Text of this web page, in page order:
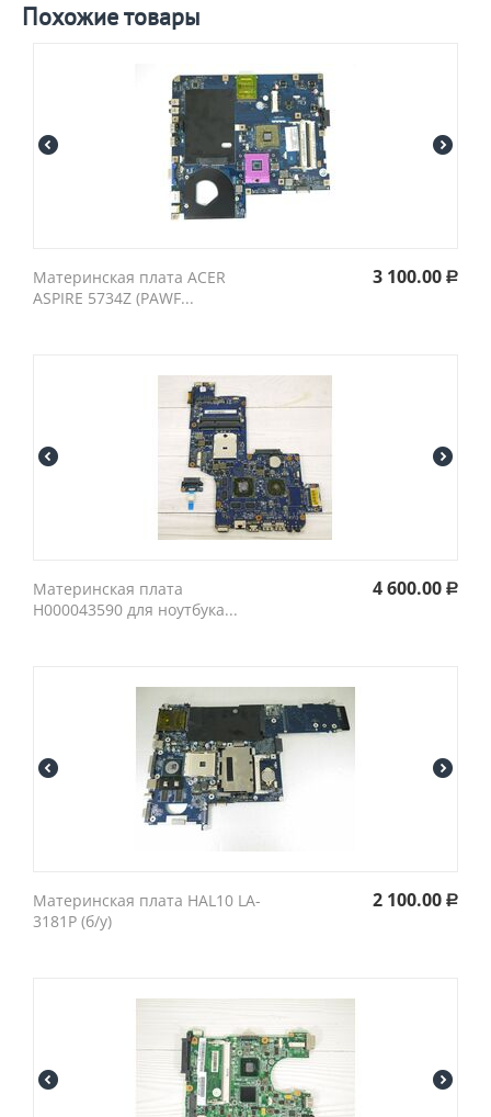
Похожие товары
Материнская плата ACER
ASPIRE 5734Z (PAWF...
3 100.00 Р
Материнская плата
H000043590 для ноутбука...
4 600.00 Р
Материнская плата HAL10 LA-
3181P (б/у)
2 100.00 Р